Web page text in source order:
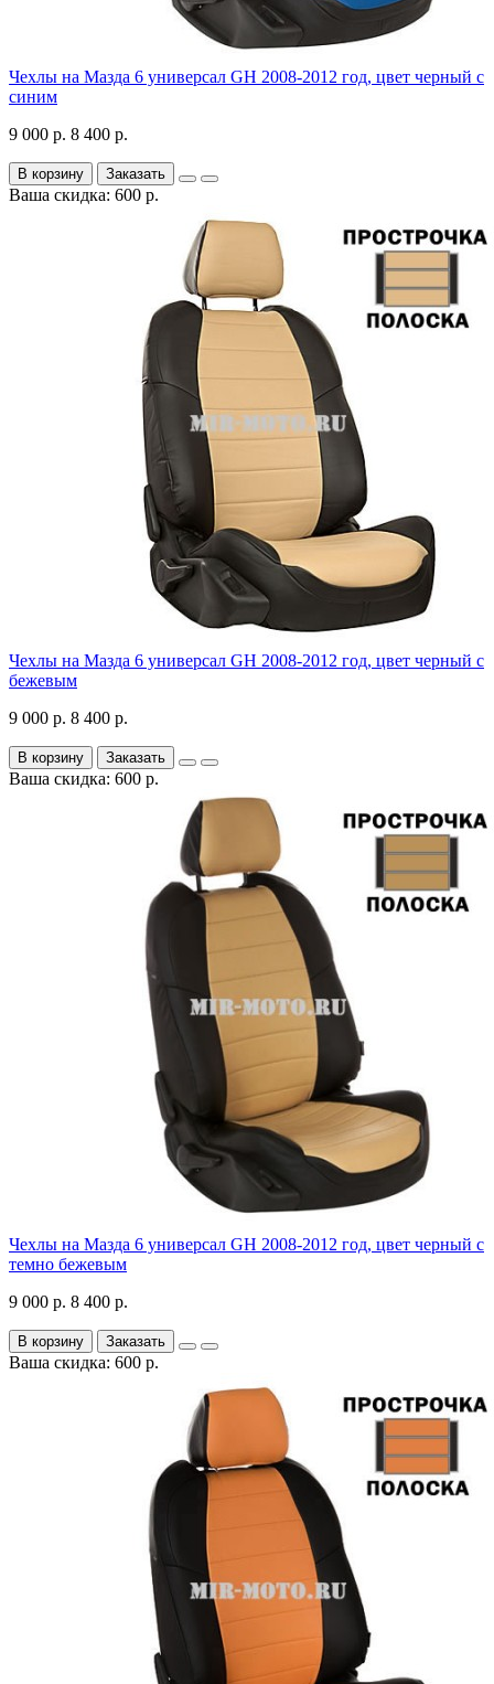
Чехлы на Мазда 6 универсал GH 2008-2012 год, цвет черный с
синим
9 000 р. 8 400 р.
В корзину Заказать
Ваша скидка: 600 р.
Чехлы на Мазда 6 универсал GH 2008-2012 год, цвет черный с
бежевым
9 000 р. 8 400 р.
В корзину Заказать
Ваша скидка: 600 р.
Чехлы на Мазда 6 универсал GH 2008-2012 год, цвет черный с
темно бежевым
9 000 р. 8 400 р.
В корзину Заказать
Ваша скидка: 600 р.